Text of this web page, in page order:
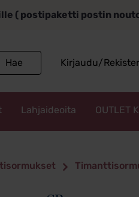
( postipaketti postin
Hae Kirjaudu/
Lahjaideoita OUTLET